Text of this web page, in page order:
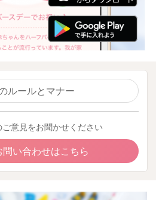
ルールとマナー
意見をお聞かせください
い合わせはこちら